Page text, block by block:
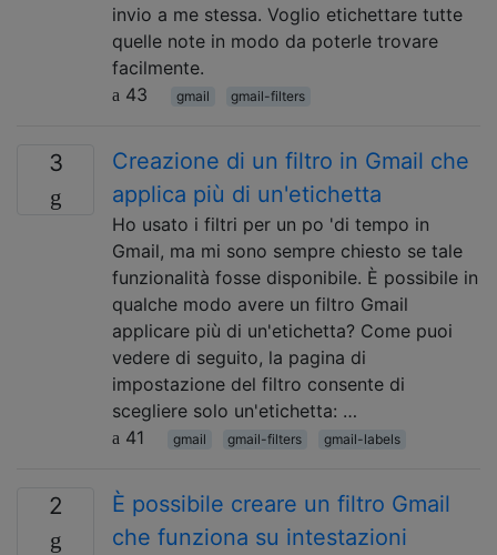
invio a me stessa. Voglio etichettare tutte
quelle note in modo da poterle trovare
facilmente.
43
gmail gmail-filters
3
Creazione di un filtro in Gmail che
applica più di un'etichetta
Ho usato i filtri per un po 'di tempo in
Gmail, ma mi sono sempre chiesto se tale
funzionalità fosse disponibile. È possibile in
qualche modo avere un filtro Gmail
applicare più di un'etichetta? Come puoi
vedere di seguito, la pagina di
impostazione del filtro consente di
scegliere solo un'etichetta: …
41
gmail gmail-filters gmail-labels
2
È possibile creare un filtro Gmail
che funziona su intestazioni